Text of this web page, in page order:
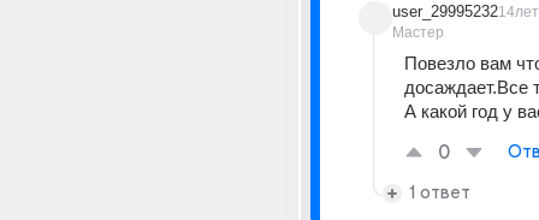
user_29995232
Мастер
14лет
Повезло вам
досаждает.Все
А какой год у
0
1 ответ